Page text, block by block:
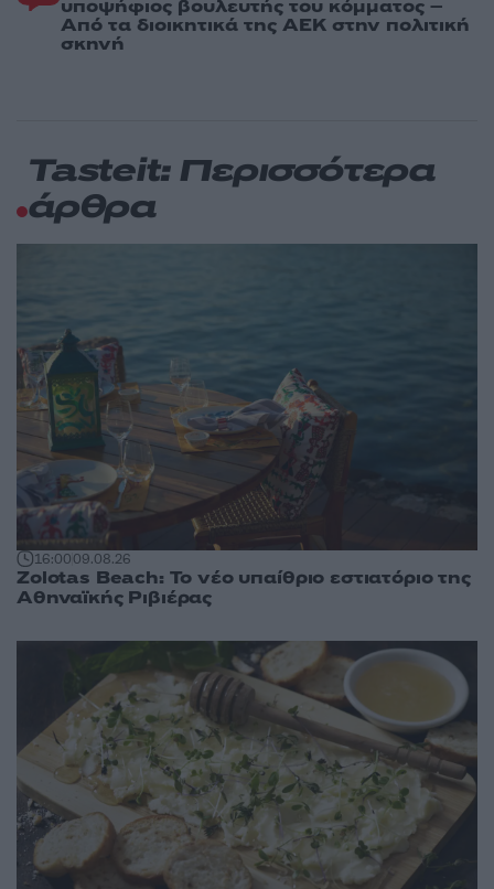
υποψήφιος βουλευτής του κόμματος –
Από τα διοικητικά της ΑΕΚ στην πολιτική
σκηνή
Tasteit: Περισσότερα
άρθρα
16:0009.08.26
Zolotas Beach: Το νέο υπαίθριο εστιατόριο της
Αθηναϊκής Ριβιέρας